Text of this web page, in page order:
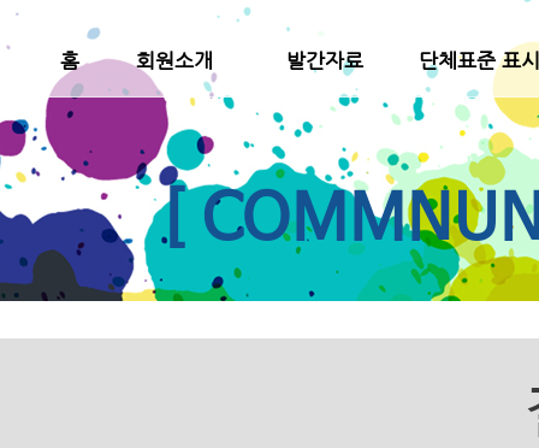
홈 회원소개 발간자료 단체표준 표
[